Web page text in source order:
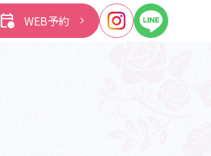
calendar_clock WEB予約